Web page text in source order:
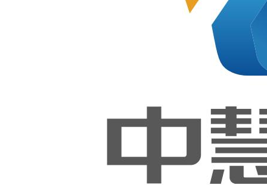
目经验
总结交
流会成
功举
中慧集
团联合
编写
《Vue